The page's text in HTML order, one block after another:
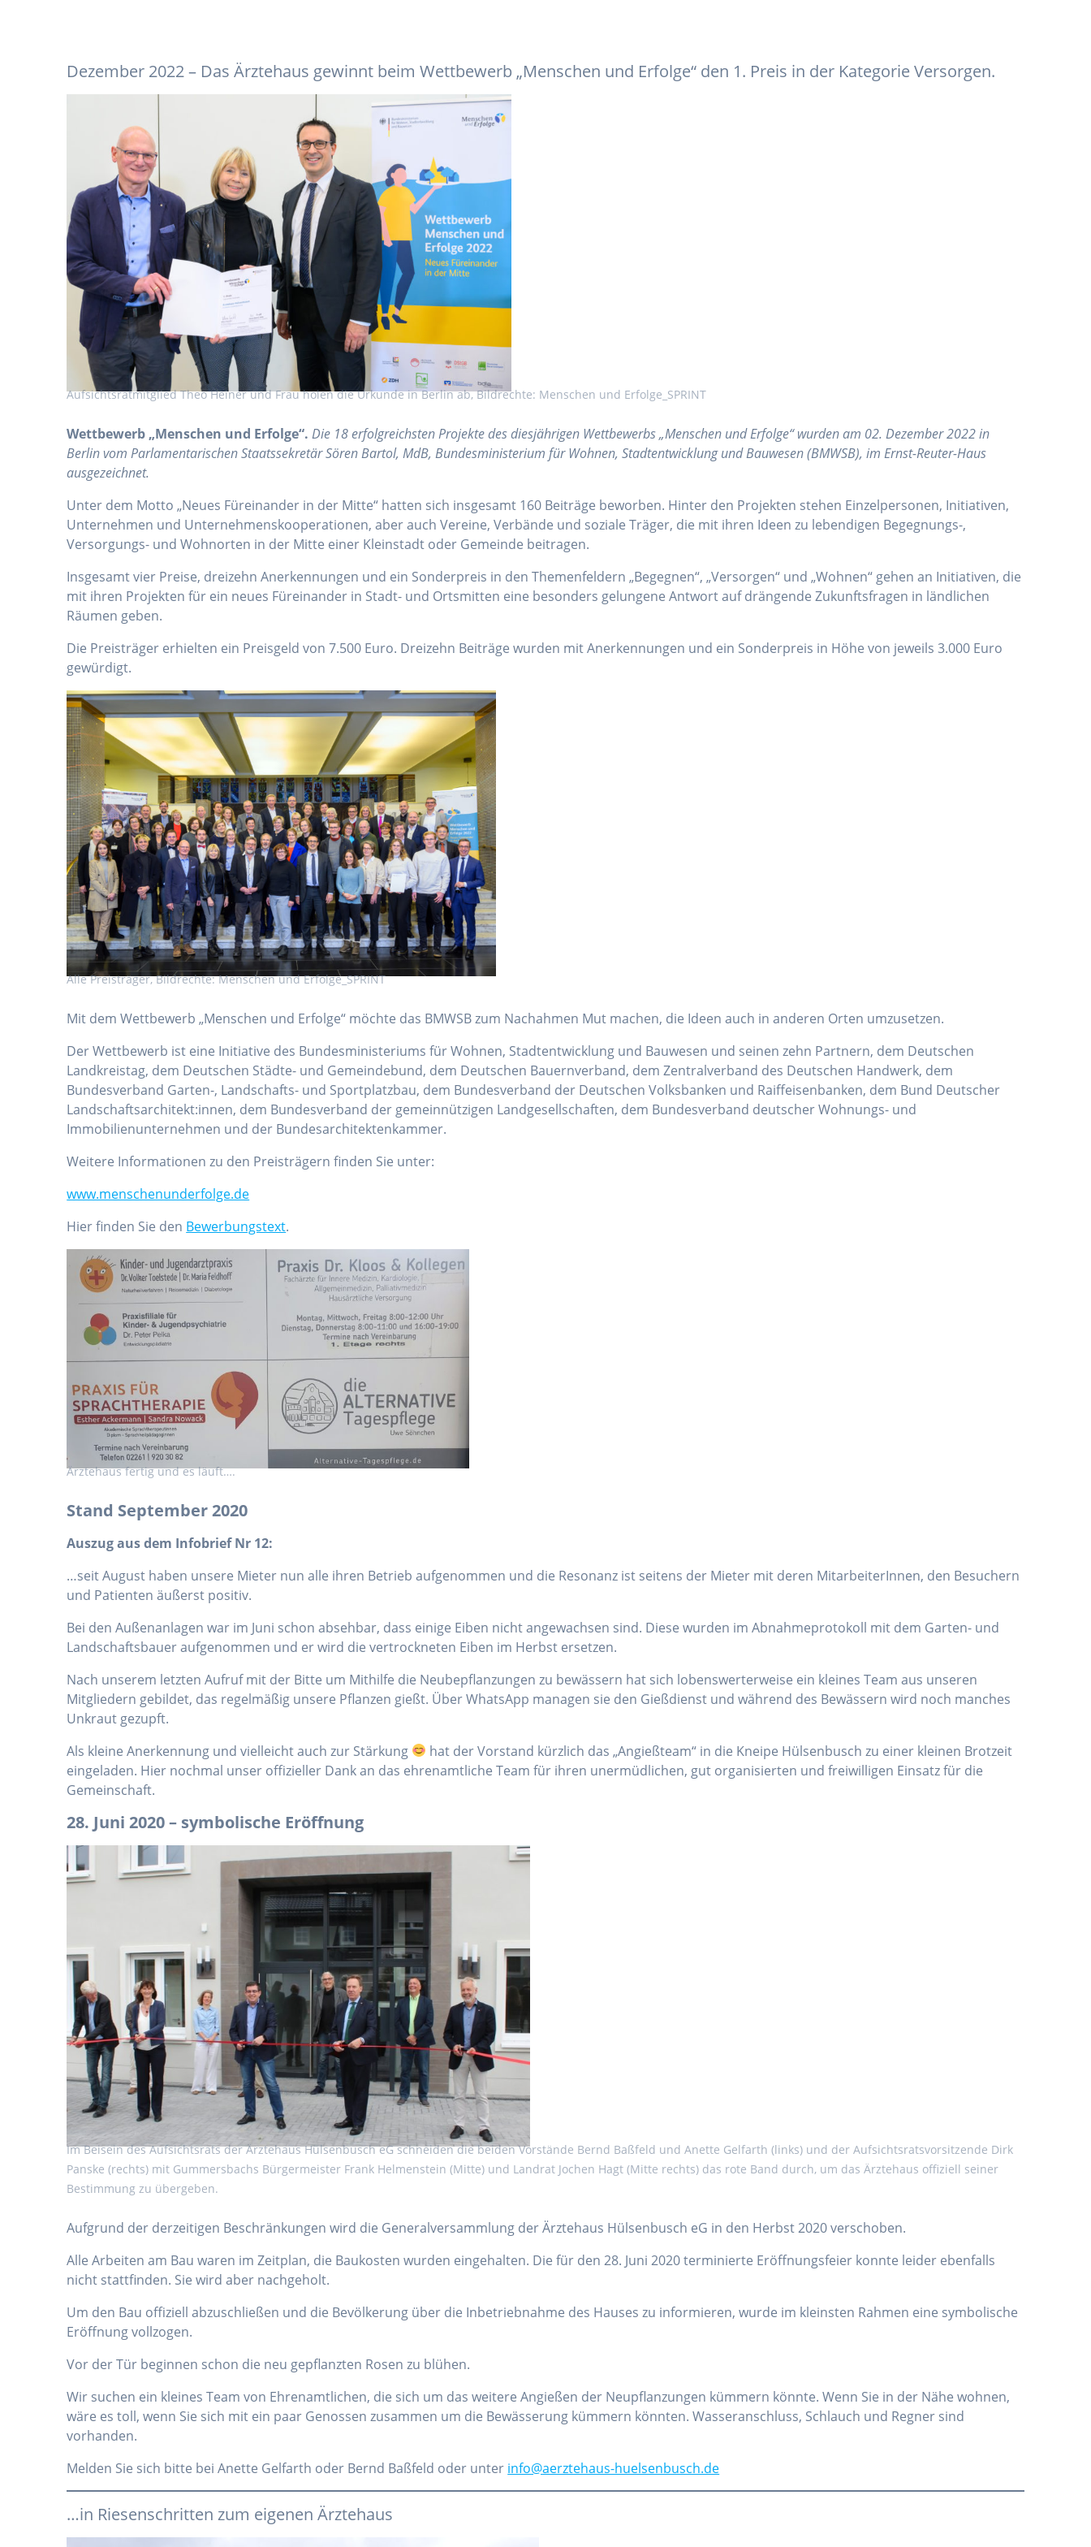
Dezember 2022 – Das Ärztehaus gewinnt beim Wettbewerb „Menschen und Erfolge“ den 1. Preis in der Kategorie Versorgen.
Aufsichtsratmitglied Theo Heiner und Frau holen die Urkunde in Berlin ab, Bildrechte: Menschen und Erfolge_SPRINT
Wettbewerb „Menschen und Erfolge“.Die 18 erfolgreichsten Projekte des diesjährigen Wettbewerbs „Menschen und Erfolge“ wurden am 02. Dezember 2022 in
Berlin vom Parlamentarischen Staatssekretär Sören Bartol, MdB, Bundesministerium für Wohnen, Stadtentwicklung und Bauwesen (BMWSB), im Ernst-Reuter-Haus
ausgezeichnet.
Unter dem Motto „Neues Füreinander in der Mitte“ hatten sich insgesamt 160 Beiträge beworben. Hinter den Projekten stehen Einzelpersonen, Initiativen,
Unternehmen und Unternehmenskooperationen, aber auch Vereine, Verbände und soziale Träger, die mit ihren Ideen zu lebendigen Begegnungs-,
Versorgungs- und Wohnorten in der Mitte einer Kleinstadt oder Gemeinde beitragen.
Insgesamt vier Preise, dreizehn Anerkennungen und ein Sonderpreis in den Themenfeldern „Begegnen“, „Versorgen“ und „Wohnen“ gehen an Initiativen, die
mit ihren Projekten für ein neues Füreinander in Stadt- und Ortsmitten eine besonders gelungene Antwort auf drängende Zukunftsfragen in ländlichen
Räumen geben.
Die Preisträger erhielten ein Preisgeld von 7.500 Euro. Dreizehn Beiträge wurden mit Anerkennungen und ein Sonderpreis in Höhe von jeweils 3.000 Euro
gewürdigt.
Alle Preisträger, Bildrechte: Menschen und Erfolge_SPRINT
Mit dem Wettbewerb „Menschen und Erfolge“ möchte das BMWSB zum Nachahmen Mut machen, die Ideen auch in anderen Orten umzusetzen.
Der Wettbewerb ist eine Initiative des Bundesministeriums für Wohnen, Stadtentwicklung und Bauwesen und seinen zehn Partnern, dem Deutschen
Landkreistag, dem Deutschen Städte- und Gemeindebund, dem Deutschen Bauernverband, dem Zentralverband des Deutschen Handwerk, dem
Bundesverband Garten-, Landschafts- und Sportplatzbau, dem Bundesverband der Deutschen Volksbanken und Raiffeisenbanken, dem Bund Deutscher
Landschaftsarchitekt:innen, dem Bundesverband der gemeinnützigen Landgesellschaften, dem Bundesverband deutscher Wohnungs- und
Immobilienunternehmen und der Bundesarchitektenkammer.
Weitere Informationen zu den Preisträgern finden Sie unter:
www.menschenunderfolge.de
Hier finden Sie den Bewerbungstext.
Ärztehaus fertig und es läuft….
Stand September 2020
Auszug aus dem Infobrief Nr 12:
…seit August haben unsere Mieter nun alle ihren Betrieb aufgenommen und die Resonanz ist seitens der Mieter mit deren MitarbeiterInnen, den Besuchern
und Patienten äußerst positiv.
Bei den Außenanlagen war im Juni schon absehbar, dass einige Eiben nicht angewachsen sind. Diese wurden im Abnahmeprotokoll mit dem Garten- und
Landschaftsbauer aufgenommen und er wird die vertrockneten Eiben im Herbst ersetzen.
Nach unserem letzten Aufruf mit der Bitte um Mithilfe die Neubepflanzungen zu bewässern hat sich lobenswerterweise ein kleines Team aus unseren
Mitgliedern gebildet, das regelmäßig unsere Pflanzen gießt. Über WhatsApp managen sie den Gießdienst und während des Bewässern wird noch manches
Unkraut gezupft.
Als kleine Anerkennung und vielleicht auch zur Stärkung
hat der Vorstand kürzlich das „Angießteam“ in die Kneipe Hülsenbusch zu einer kleinen Brotzeit
eingeladen. Hier nochmal unser offizieller Dank an das ehrenamtliche Team für ihren unermüdlichen, gut organisierten und freiwilligen Einsatz für die
Gemeinschaft.
28. Juni 2020 – symbolische Eröffnung
Im Beisein des Aufsichtsrats der Ärztehaus Hülsenbusch eG schneiden die beiden Vorstände Bernd Baßfeld und Anette Gelfarth (links) und der Aufsichtsratsvorsitzende Dirk
Panske (rechts) mit Gummersbachs Bürgermeister Frank Helmenstein (Mitte) und Landrat Jochen Hagt (Mitte rechts) das rote Band durch, um das Ärztehaus offiziell seiner
Bestimmung zu übergeben.
Aufgrund der derzeitigen Beschränkungen wird die Generalversammlung der Ärztehaus Hülsenbusch eG in den Herbst 2020 verschoben.
Alle Arbeiten am Bau waren im Zeitplan, die Baukosten wurden eingehalten. Die für den 28. Juni 2020 terminierte Eröffnungsfeier konnte leider ebenfalls
nicht stattfinden. Sie wird aber nachgeholt.
Um den Bau offiziell abzuschließen und die Bevölkerung über die Inbetriebnahme des Hauses zu informieren, wurde im kleinsten Rahmen eine symbolische
Eröffnung vollzogen.
Vor der Tür beginnen schon die neu gepflanzten Rosen zu blühen.
Wir suchen ein kleines Team von Ehrenamtlichen, die sich um das weitere Angießen der Neupflanzungen kümmern könnte. Wenn Sie in der Nähe wohnen,
wäre es toll, wenn Sie sich mit ein paar Genossen zusammen um die Bewässerung kümmern könnten. Wasseranschluss, Schlauch und Regner sind
vorhanden.
Melden Sie sich bitte bei Anette Gelfarth oder Bernd Baßfeld oder unter info@aerztehaus-huelsenbusch.de
…in Riesenschritten zum eigenen Ärztehaus